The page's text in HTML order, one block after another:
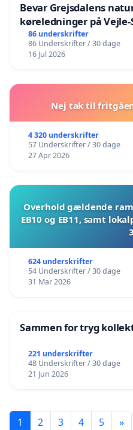
Bevar Grejsdalens
køreledninger på
86 underskrifter
86 Underskrifter / 30 dage
16 Jul 2026
Nej tak til
4 320 underskrifter
57 Underskrifter / 30 dage
27 Apr 2026
Overhold gældende
EB10 og EB11, samt
624 underskrifter
54 Underskrifter / 30 dage
31 Mar 2026
Sammen for tryg
221 underskrifter
48 Underskrifter / 30 dage
21 Jun 2026
1 2 3 4 5 »